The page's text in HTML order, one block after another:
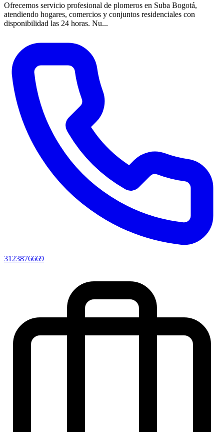
Ofrecemos servicio profesional de plomeros en Suba Bogotá,
atendiendo hogares, comercios y conjuntos residenciales con
disponibilidad las 24 horas. Nu...
3123876669